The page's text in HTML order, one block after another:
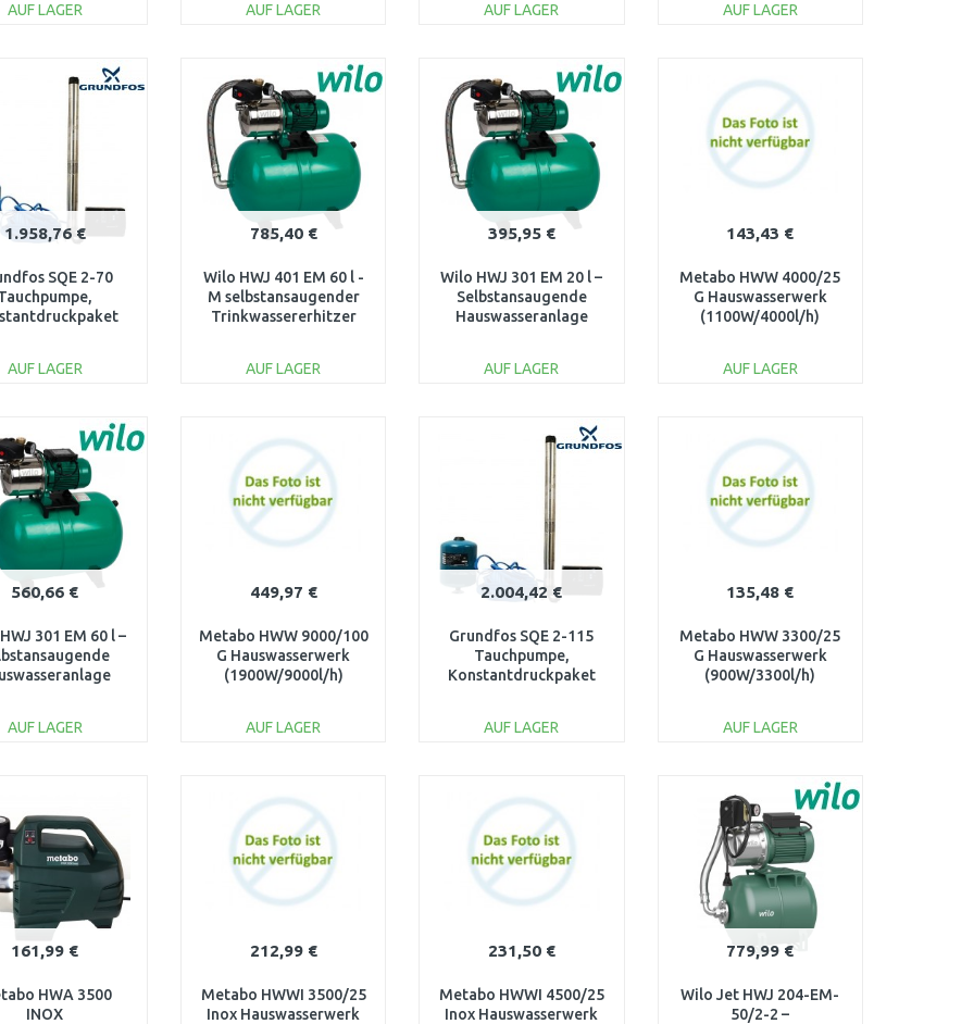
AUF LAGER
Vergleichen
AUF LAGER
Vergleichen
AUF LAGER
Vergleichen
AUF LAGER
Vergleichen
1.958,76 €
SQE 2-70
AUF LAGER
Vergleichen
785,40 €
Wilo HWJ 401 EM 60 l -
M selbstansaugender
Trinkwassererhitzer
AUF LAGER
Vergleichen
395,95 €
Wilo HWJ 301 EM 20 l –
Selbstansaugende
Hauswasseranlage
AUF LAGER
Vergleichen
143,43 €
Metabo HWW 4000/25
G Hauswasserwerk
(1100W/4000l/h)
AUF LAGER
Vergleichen
560,66 €
301 EM 60 l –
AUF LAGER
Vergleichen
449,97 €
Metabo HWW 9000/100
G Hauswasserwerk
(1900W/9000l/h)
AUF LAGER
Vergleichen
2.004,42 €
Grundfos SQE 2-115
Tauchpumpe,
Konstantdruckpaket
AUF LAGER
Vergleichen
135,48 €
Metabo HWW 3300/25
G Hauswasserwerk
(900W/3300l/h)
AUF LAGER
Vergleichen
161,99 €
HWA 3500
INOX
212,99 €
Metabo HWWI 3500/25
Inox Hauswasserwerk
231,50 €
Metabo HWWI 4500/25
Inox Hauswasserwerk
779,99 €
Wilo Jet HWJ 204-EM-
50/2-2 –